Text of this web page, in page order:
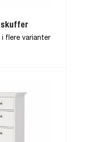
skuffer
i flere varianter